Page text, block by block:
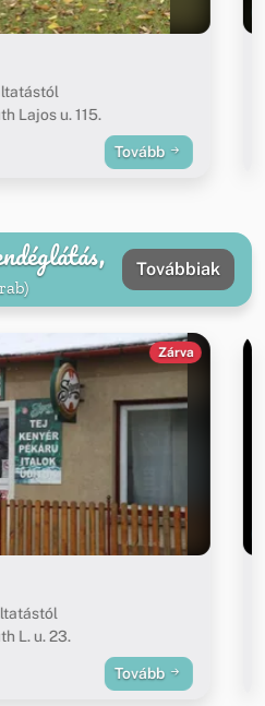
Lajos u. 115.
Tovább
Továbbiak
Zárva
L. u. 23.
Tovább